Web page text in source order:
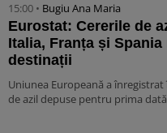
15:00 • Bugiu ⁠Ana Maria
Eurostat: Cererile de
Italia, Franța și
destinații
Uniunea Europeană a
de azil depuse pentru prima